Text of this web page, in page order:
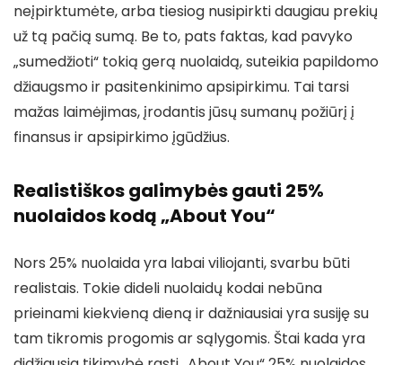
neįpirktumėte, arba tiesiog nusipirkti daugiau prekių
už tą pačią sumą. Be to, pats faktas, kad pavyko
„sumedžioti“ tokią gerą nuolaidą, suteikia papildomo
džiaugsmo ir pasitenkinimo apsipirkimu. Tai tarsi
mažas laimėjimas, įrodantis jūsų sumanų požiūrį į
finansus ir apsipirkimo įgūdžius.
Realistiškos galimybės gauti 25%
nuolaidos kodą „About You“
Nors 25% nuolaida yra labai viliojanti, svarbu būti
realistais. Tokie dideli nuolaidų kodai nebūna
prieinami kiekvieną dieną ir dažniausiai yra susiję su
tam tikromis progomis ar sąlygomis. Štai kada yra